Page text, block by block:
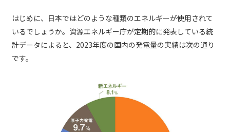
はじめに、日本ではどのような種類のエネルギーが使用されて
いるでしょうか。資源エネルギー庁が定期的に発表している統
計データによると、2023年度の国内の発電量の実績は次の通り
です。